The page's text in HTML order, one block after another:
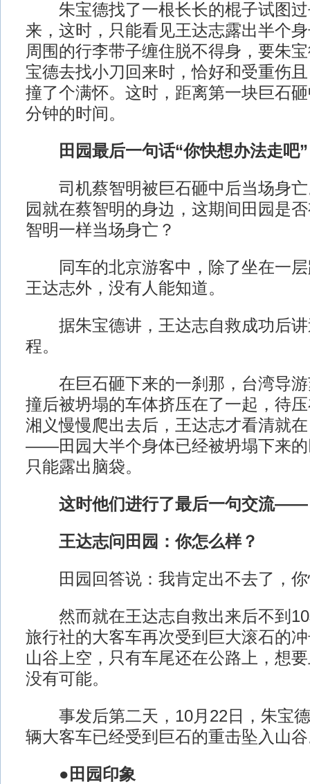
朱宝德找了一根长长的棍子试图过
来，这时，只能看见王达志露出半个
周围的行李带子缠住脱不得身，要朱
宝德去找小刀回来时，恰好和受重伤
撞了个满怀。这时，距离第一块巨石
分钟的时间。
田园最后一句话“你快想办法走吧”
司机蔡智明被巨石砸中后当场身亡
园就在蔡智明的身边，这期间田园是
智明一样当场身亡？
同车的北京游客中，除了坐在一层
王达志外，没有人能知道。
据朱宝德讲，王达志自救成功后讲
程。
在巨石砸下来的一刹那，台湾导游
撞后被坍塌的车体挤压在了一起，待
湘义慢慢爬出去后，王达志才看清就
——田园大半个身体已经被坍塌下来的
只能露出脑袋。
这时他们进行了最后一句交流——
王达志问田园：你怎么样？
田园回答说：我肯定出不去了，你
然而就在王达志自救出来后不到10
旅行社的大客车再次受到巨大滚石的
山谷上空，只有车尾还在公路上，想
没有可能。
事发后第二天，10月22日，朱宝德
辆大客车已经受到巨石的重击坠入山
●田园印象